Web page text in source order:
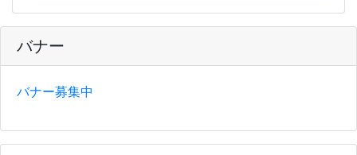
バナー
バナー募集中